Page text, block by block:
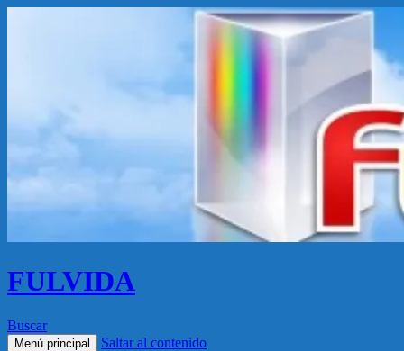
FULVIDA
Buscar
Menú principal Saltar al contenido